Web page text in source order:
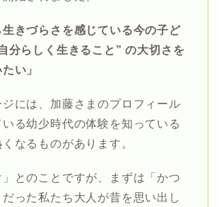
きづらさを感じている今の子ど
分らしく生きること” の大切さを
い」
ジには、加藤さまのプロフィール
る幼少時代の体験を知っている
なるものがあります。
」とのことですが、まずは「かつ
った私たち大人が昔を思い出し